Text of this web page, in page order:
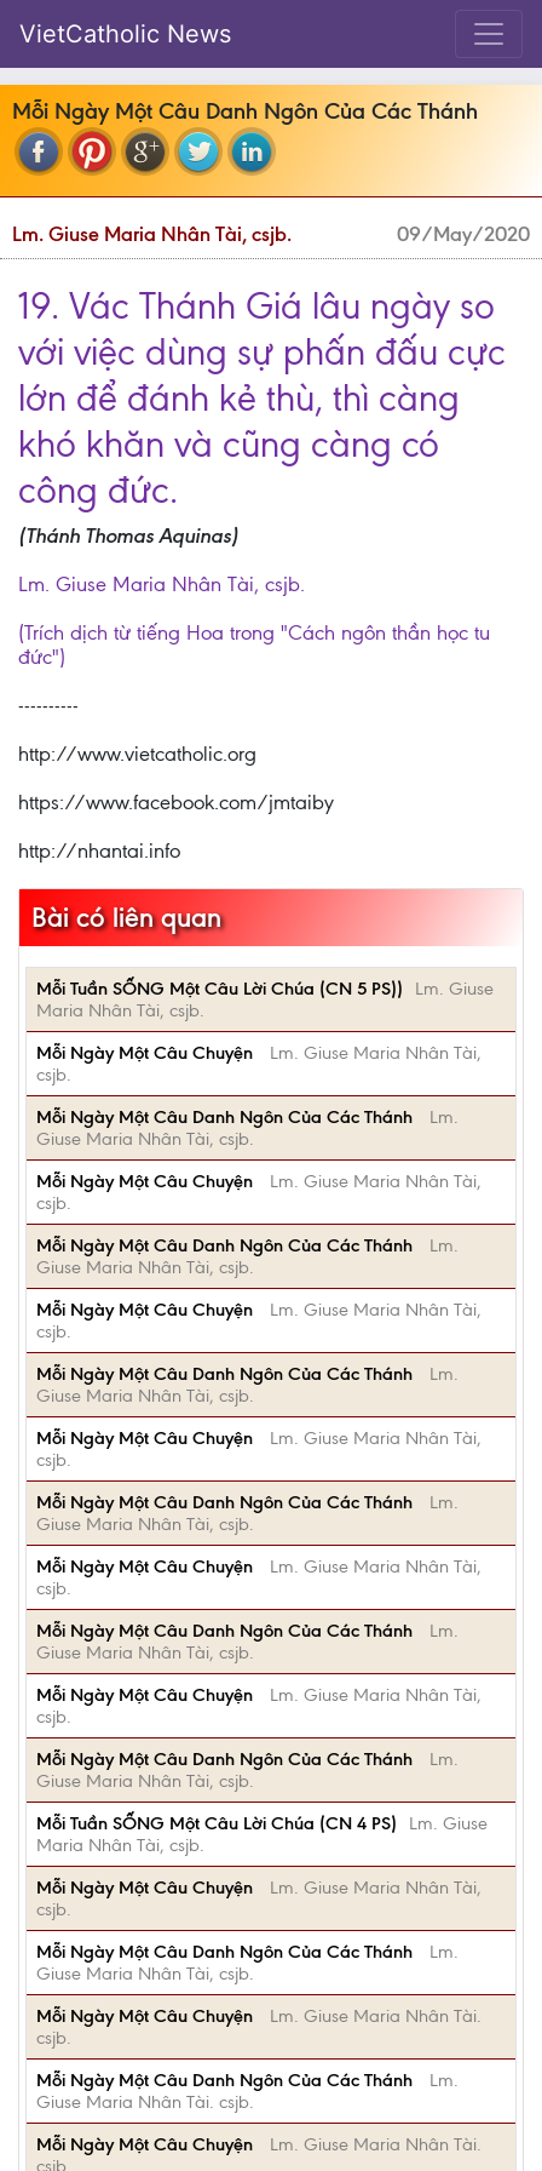
VietCatholic News
Mỗi Ngày Một Câu Danh Ngôn Của Các Thánh
Lm. Giuse Maria Nhân Tài, csjb. 09/May/2020
19. Vác Thánh Giá lâu ngày so
với việc dùng sự phấn đấu cực
lớn để đánh kẻ thù, thì càng
khó khăn và cũng càng có
công đức.
(Thánh Thomas Aquinas)
Lm. Giuse Maria Nhân Tài, csjb.
(Trích dịch từ tiếng Hoa trong "Cách ngôn thần học tu
đức")
----------
http://www.vietcatholic.org
https://www.facebook.com/jmtaiby
http://nhantai.info
Bài có liên quan
Mỗi Tuần SỐNG Một Câu Lời Chúa (CN 5 PS))
Lm. Giuse
Maria Nhân Tài, csjb.
Mỗi Ngày Một Câu Chuyện
Lm. Giuse Maria Nhân Tài,
csjb.
Mỗi Ngày Một Câu Danh Ngôn Của Các Thánh
Lm.
Giuse Maria Nhân Tài, csjb.
Mỗi Ngày Một Câu Chuyện
Lm. Giuse Maria Nhân Tài,
csjb.
Mỗi Ngày Một Câu Danh Ngôn Của Các Thánh
Lm.
Giuse Maria Nhân Tài, csjb.
Mỗi Ngày Một Câu Chuyện
Lm. Giuse Maria Nhân Tài,
csjb.
Mỗi Ngày Một Câu Danh Ngôn Của Các Thánh
Lm.
Giuse Maria Nhân Tài, csjb.
Mỗi Ngày Một Câu Chuyện
Lm. Giuse Maria Nhân Tài,
csjb.
Mỗi Ngày Một Câu Danh Ngôn Của Các Thánh
Lm.
Giuse Maria Nhân Tài, csjb.
Mỗi Ngày Một Câu Chuyện
Lm. Giuse Maria Nhân Tài,
csjb.
Mỗi Ngày Một Câu Danh Ngôn Của Các Thánh
Lm.
Giuse Maria Nhân Tài, csjb.
Mỗi Ngày Một Câu Chuyện
Lm. Giuse Maria Nhân Tài,
csjb.
Mỗi Ngày Một Câu Danh Ngôn Của Các Thánh
Lm.
Giuse Maria Nhân Tài, csjb.
Mỗi Tuần SỐNG Một Câu Lời Chúa (CN 4 PS)
Lm. Giuse
Maria Nhân Tài, csjb.
Mỗi Ngày Một Câu Chuyện
Lm. Giuse Maria Nhân Tài,
csjb.
Mỗi Ngày Một Câu Danh Ngôn Của Các Thánh
Lm.
Giuse Maria Nhân Tài, csjb.
Mỗi Ngày Một Câu Chuyện
Lm. Giuse Maria Nhân Tài.
csjb.
Mỗi Ngày Một Câu Danh Ngôn Của Các Thánh
Lm.
Giuse Maria Nhân Tài. csjb.
Mỗi Ngày Một Câu Chuyện
Lm. Giuse Maria Nhân Tài.
csjb.